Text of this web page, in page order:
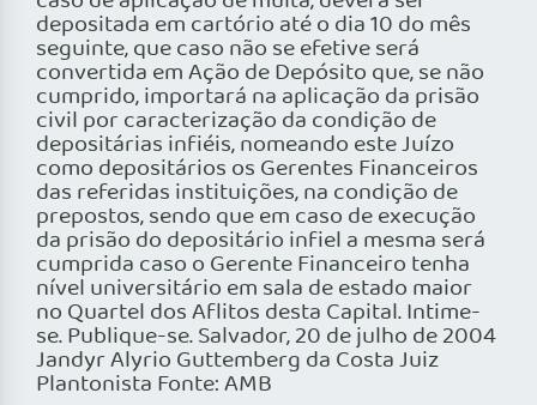
depositada em cartório até o dia 10 do mês
seguinte, que caso não se efetive será
convertida em Ação de Depósito que, se não
cumprido, importará na aplicação da prisão
civil por caracterização da condição de
depositárias infiéis, nomeando este Juízo
como depositários os Gerentes Financeiros
das referidas instituições, na condição de
prepostos, sendo que em caso de execução
da prisão do depositário infiel a mesma será
cumprida caso o Gerente Financeiro tenha
nível universitário em sala de estado maior
no Quartel dos Aflitos desta Capital. Intime-
se. Publique-se. Salvador, 20 de julho de 2004
Jandyr Alyrio Guttemberg da Costa Juiz
Plantonista Fonte: AMB